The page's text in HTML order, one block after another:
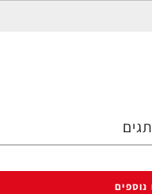
נוספים